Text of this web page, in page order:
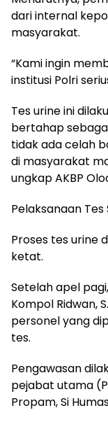
dari internal
masyarakat.
“Kami ingin
institusi Polri
Tes urine ini
bertahap
tidak ada celah
di masyarakat
ungkap AKBP
Pelaksanaan
Proses tes urine
ketat.
Setelah apel
Kompol Ridwan,
personel yang
tes.
Pengawasan
pejabat utama
Propam, Si